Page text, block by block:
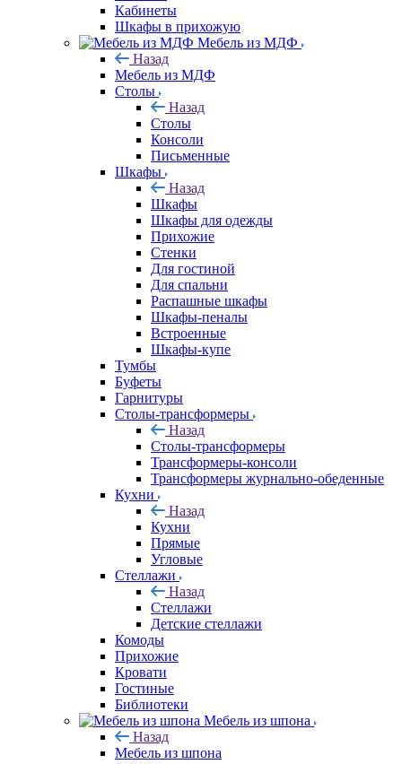
Кабинеты
Шкафы в прихожую
Мебель из МДФ
Назад
Мебель из МДФ
Столы
Назад
Столы
Консоли
Письменные
Шкафы
Назад
Шкафы
Шкафы для одежды
Прихожие
Стенки
Для гостиной
Для спальни
Распашные шкафы
Шкафы-пеналы
Встроенные
Шкафы-купе
Тумбы
Буфеты
Гарнитуры
Столы-трансформеры
Назад
Столы-трансформеры
Трансформеры-консоли
Трансформеры журнально-обеденные
Кухни
Назад
Кухни
Прямые
Угловые
Стеллажи
Назад
Стеллажи
Детские стеллажи
Комоды
Прихожие
Кровати
Гостиные
Библиотеки
Мебель из шпона
Назад
Мебель из шпона